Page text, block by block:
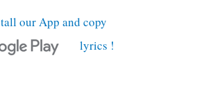
App and copy
lyrics !